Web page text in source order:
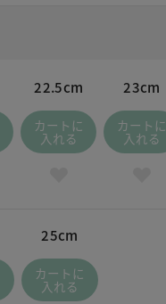
22.5cm
カートに
入れる
23cm
カートに
入れる
25cm
カートに
入れる